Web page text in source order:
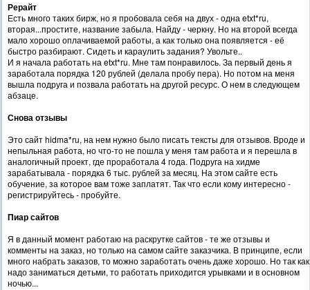
Рерайт
Есть много таких бирж, но я пробовала себя на двух - одна etxt*ru,
вторая...простите, название забыла. Найду - черкну. Но на второй всегда
мало хорошо оплачиваемой работы, а как только она появляется - её
быстро разбирают. Сидеть и караулить задания? Увольте..
И я начала работать на etxt*ru. Мне там понравилось. За первый день я
заработала порядка 120 рублей (делала пробу пера). Но потом на меня
вышла подруга и позвала работать на другой ресурс. О нем в следующем
абзаце.
Снова отзывы
Это сайт hidma*ru, на нем нужно было писать тексты для отзывов. Вроде и
непыльная работа, но что-то не пошла у меня там работа и я перешла в
аналогичный проект, где проработала 4 года. Подруга на хидме
зарабатывала - порядка 6 тыс. рублей за месяц. На этом сайте есть
обучение, за которое вам тоже заплатят. Так что если кому интересно -
регистрируйтесь - пробуйте.
Пиар сайтов
Я в данный момент работаю на раскрутке сайтов - те же отзывы и
комменты на заказ, но только на самом сайте заказчика. В принципе, если
много набрать заказов, то можно заработать очень даже хорошо. Но так как
надо заниматься детьми, то работать приходится урывками и в основном
ночью...